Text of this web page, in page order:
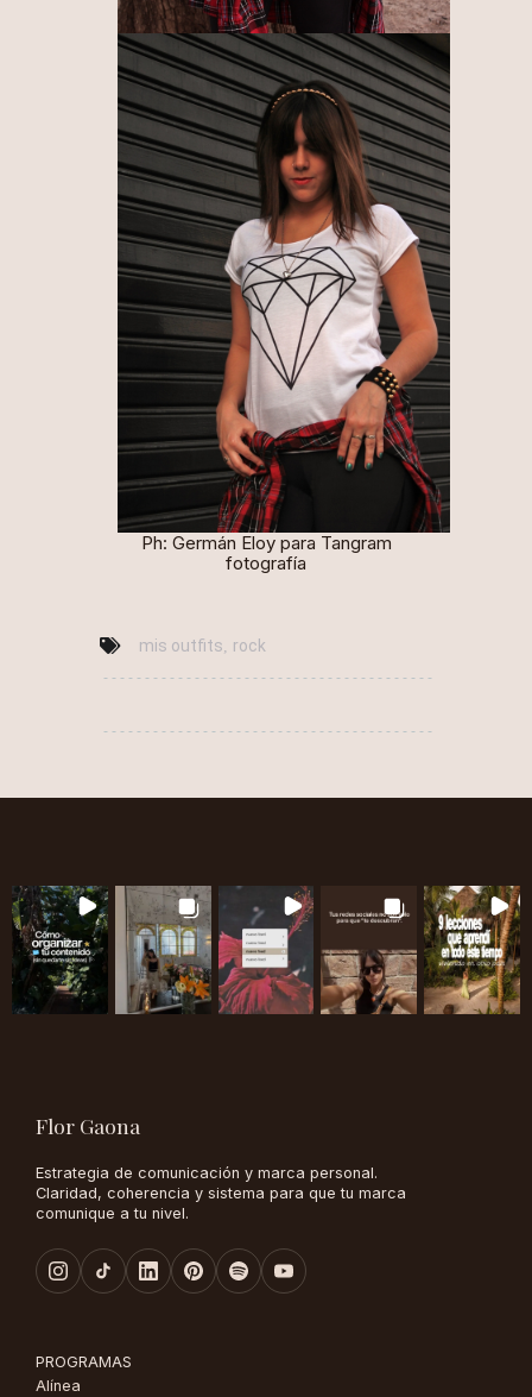
Ph: Germán Eloy para Tangram
fotografía
mis outfits, rock
Flor Gaona
Estrategia de comunicación y marca personal.
Claridad, coherencia y sistema para que tu marca
comunique a tu nivel.
PROGRAMAS
Alínea